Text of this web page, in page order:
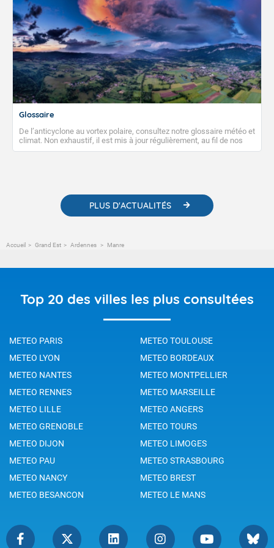
Glossaire
De l’anticyclone au vortex polaire, consultez notre glossaire météo et
climat. Non exhaustif, il est mis à jour régulièrement, au fil de nos
publications. Vous y trouverez également des liens utiles vers nos
PLUS D'ACTUALITÉS
Accueil Grand Est Ardennes Manre
Top 20 des villes les plus consultées
METEO PARIS
METEO TOULOUSE
METEO LYON
METEO BORDEAUX
METEO NANTES
METEO MONTPELLIER
METEO RENNES
METEO MARSEILLE
METEO LILLE
METEO ANGERS
METEO GRENOBLE
METEO TOURS
METEO DIJON
METEO LIMOGES
METEO PAU
METEO STRASBOURG
METEO NANCY
METEO BREST
METEO BESANCON
METEO LE MANS